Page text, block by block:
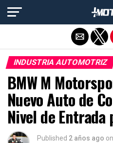
INDUSTRIA AUTOMOTRIZ
BMW M
Nuevo Auto de
Nivel de Entrada
Published 2 años ago on
Salir de la